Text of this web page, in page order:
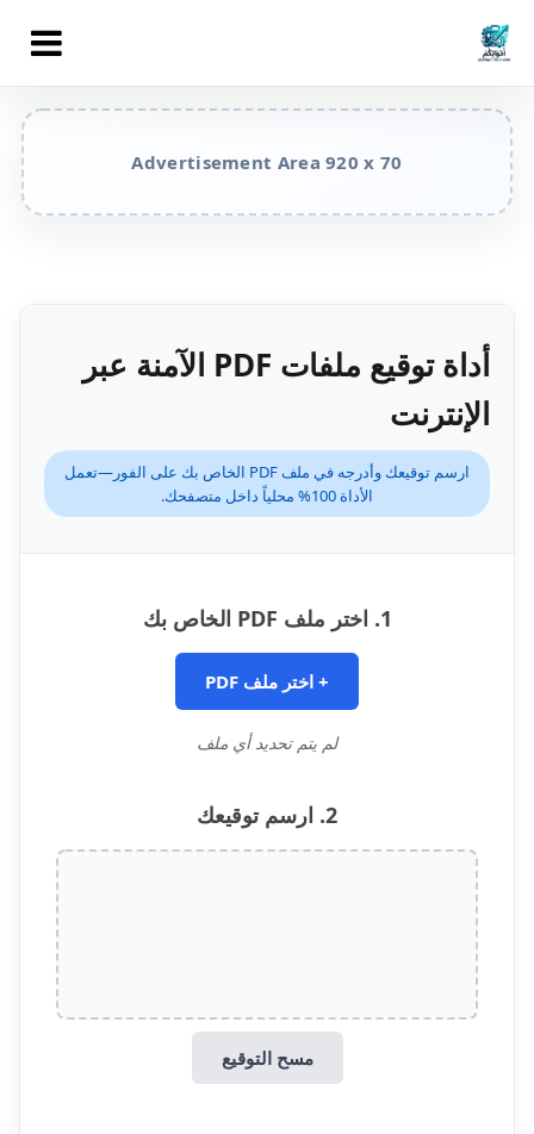
أداة توقيع ملفات PDF الآمنة عبر
الإنترنت
ارسم توقيعك وأدرجه في ملف PDF الخاص بك على الفور—تعمل
الأداة 100% محلياً داخل متصفحك.
1. اختر ملف PDF الخاص بك
+ اختر ملف PDF
لم يتم تحديد أي ملف
2. ارسم توقيعك
مسح التوقيع